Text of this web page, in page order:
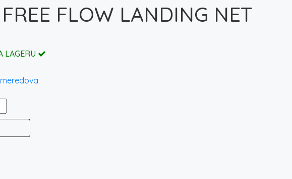
FLOW LANDING NET
LAGERU